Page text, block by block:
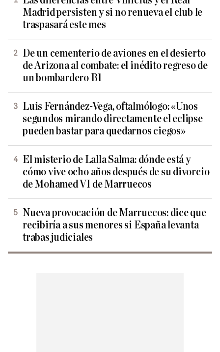
Madrid persisten y si no renueva el club le
traspasará este mes
De un cementerio de aviones en el desierto
de Arizona al combate: el inédito regreso de
un bombardero B1
Luis Fernández-Vega, oftalmólogo: «Unos
segundos mirando directamente el eclipse
pueden bastar para quedarnos ciegos»
El misterio de Lalla Salma: dónde está y
cómo vive ocho años después de su divorcio
de Mohamed VI de Marruecos
Nueva provocación de Marruecos: dice que
recibiría a sus menores si España levanta
trabas judiciales